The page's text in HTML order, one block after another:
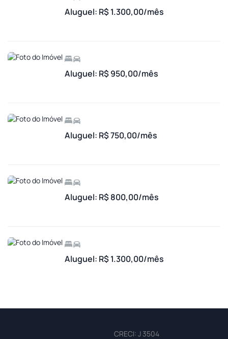
Aluguel: R$ 1.300,00/mês
Aluguel: R$ 950,00/mês
Aluguel: R$ 750,00/mês
Aluguel: R$ 800,00/mês
Aluguel: R$ 1.300,00/mês
CRECI: J 3504